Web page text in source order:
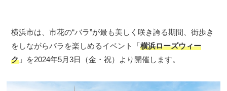
横浜市は、市花の“バラ”が最も美しく咲き誇る期間、街歩き
をしながらバラを楽しめるイベント「横浜ローズウィー
ク 」を2024年5月3日（金・祝）より開催します。